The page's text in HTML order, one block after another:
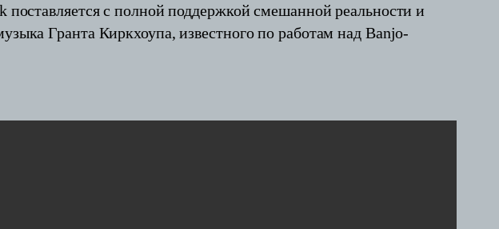
с полной поддержкой смешанной реальности и
Гранта Киркхоупа, известного по работам над Banjo-